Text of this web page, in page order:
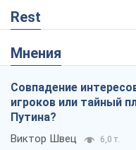
Rest
Мнения
Совпадение
игроков или тайный
Путина?
Виктор Швец 6,0 т.